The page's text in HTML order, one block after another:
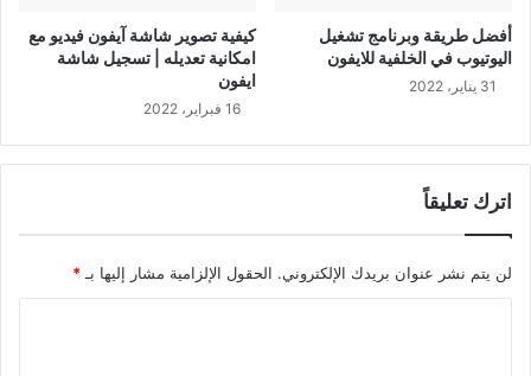
أفضل طريقة وبرنامج تشغيل
اليوتيوب في الخلفية للايفون
31 يناير، 2022
كيفية تصوير شاشة آيفون فيديو مع
امكانية تعديله | تسجيل شاشة
ايفون
16 فبراير، 2022
اترك تعليقاً
لن يتم نشر عنوان بريدك الإلكتروني. الحقول الإلزامية مشار إليها بـ *